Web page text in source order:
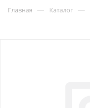
Главная — Каталог —